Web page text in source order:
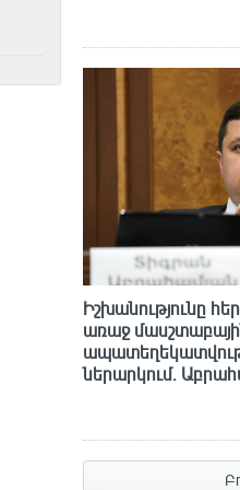
Իշխանությունը
առաջ
ներարկում․